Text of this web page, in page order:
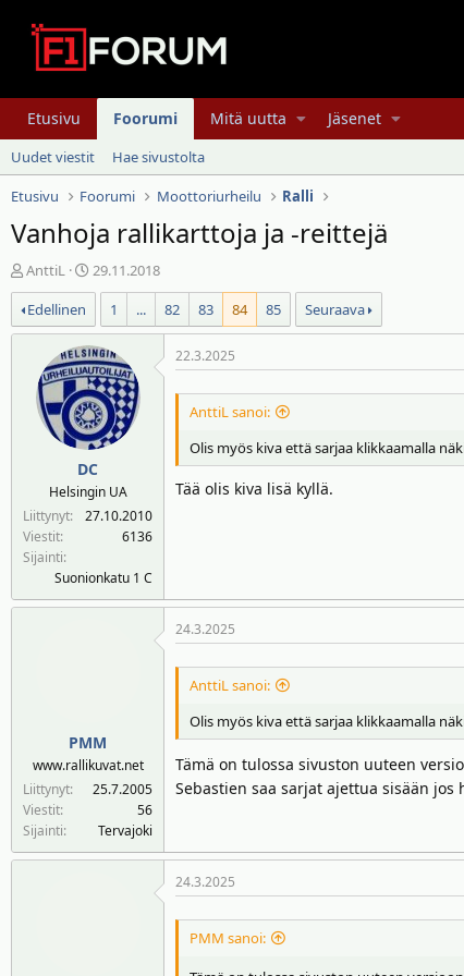
Etusivu Foorumi Mitä uutta Jäsenet
Uudet viestit
Hae sivustolta
Etusivu
Foorumi Moottoriurheilu Ralli
Vanhoja rallikarttoja ja -reittejä
V
i
e
s
n
a
l
i
AnttiL
A
l
i
t
u
s
p
ä
i
v
ä
ä
r
29.11.2018
Edellinen
1 ... 82 83 84 85 Seuraava
DC
Helsingin UA
Liittynyt
27.10.2010
Viestit
6136
Sijainti
Suonionkatu 1 C
22.3.2025
AnttiL sanoi:
Olis myös kiva että sarjaa klikkaamalla
Tää olis kiva lisä kyllä.
PMM
www.rallikuvat.net
Liittynyt
25.7.2005
Viestit
56
Sijainti
Tervajoki
24.3.2025
AnttiL sanoi:
Olis myös kiva että sarjaa klikkaamalla
Tämä on tulossa sivuston uuteen
Sebastien saa sarjat ajettua sisään
24.3.2025
PMM sanoi: